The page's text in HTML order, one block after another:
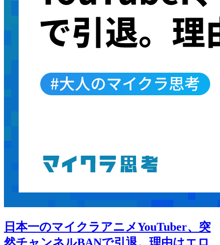
日本一のマイクラアニメYouTuber、突